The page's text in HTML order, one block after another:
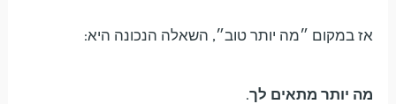
אז במקום ״מה יותר טוב״, השאלה הנכונה היא:
מה יותר מתאים לך.